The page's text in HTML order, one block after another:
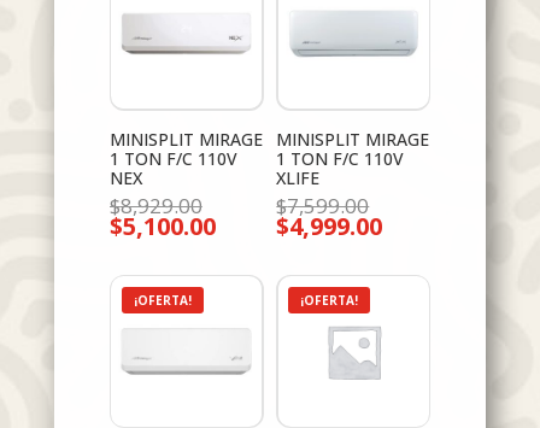
MINISPLIT MIRAGE
1 TON F/C 110V
NEX
$8,929.00El
precio
original
$8,929.00.
$5,100.00El
es:
$5,100.00.
MINISPLIT MIRAGE
1 TON F/C 110V
XLIFE
$7,599.00El
precio
original
$7,599.00.
$4,999.00El
es:
¡OFERTA! ¡OFERTA!